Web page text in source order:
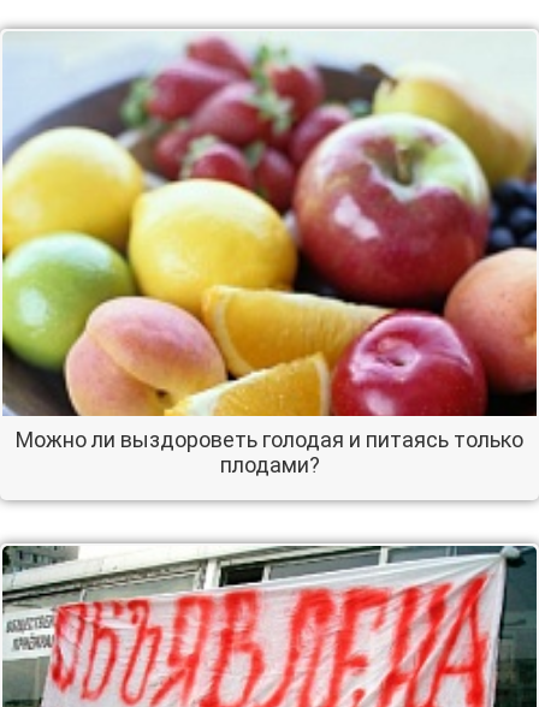
Можно ли выздороветь голодая и питаясь только
плодами?